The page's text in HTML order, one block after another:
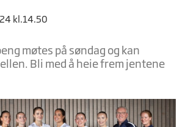
kl.14.50
møtes på søndag og kan
Bli med å heie frem jentene